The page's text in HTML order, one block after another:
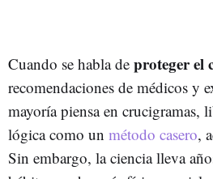
Cuando se habla de proteger el
recomendaciones de médicos y
mayoría piensa en crucigramas,
lógica como un método casero,
Sin embargo, la ciencia lleva